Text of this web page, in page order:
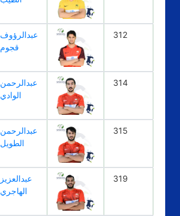
312
عبدالرؤوف
قجوم
314
عبدالرحمن
الوادي
315
عبدالرحمن
الطويل
319
عبدالعزيز
الهاجري